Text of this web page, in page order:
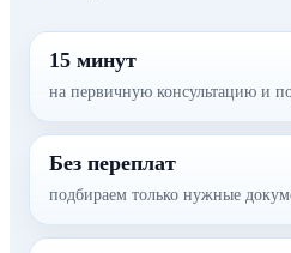
15 минут
на первичную консультацию и
Без переплат
подбираем только нужные